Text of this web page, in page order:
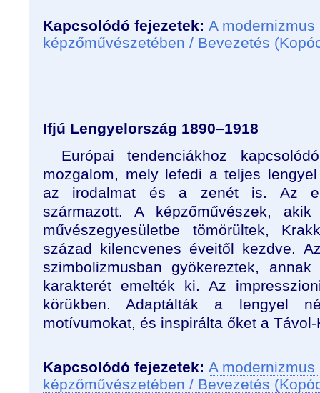
Kapcsolódó fejezetek: A
képzőművészetében / Bevezetés
Ifjú Lengyelország 1890–1918
Európai tendenciákhoz
mozgalom, mely lefedi a teljes
az irodalmat és a zenét is. Az
származott. A képzőművészek,
művészegyesületbe tömörültek,
század kilencvenes éveitől kezdve.
szimbolizmusban gyökereztek,
karakterét emelték ki. Az
körükben. Adaptálták a lengyel
motívumokat, és inspirálta őket a
Kapcsolódó fejezetek: A
képzőművészetében / Bevezetés